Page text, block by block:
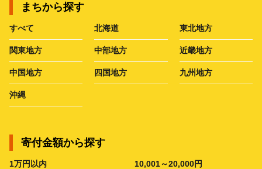
まちから探す
すべて 北海道 東北地方
関東地方 中部地方 近畿地方
中国地方 四国地方 九州地方
沖縄
寄付金額から探す
1万円以内 10,001～20,000円